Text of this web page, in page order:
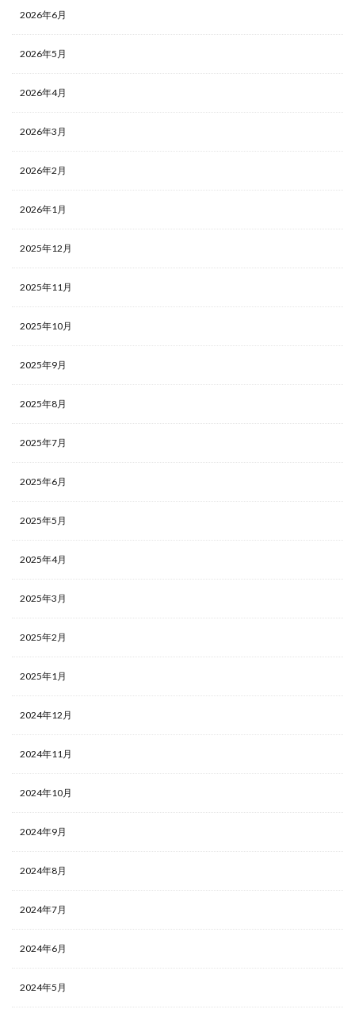
2026年6月
2026年5月
2026年4月
2026年3月
2026年2月
2026年1月
2025年12月
2025年11月
2025年10月
2025年9月
2025年8月
2025年7月
2025年6月
2025年5月
2025年4月
2025年3月
2025年2月
2025年1月
2024年12月
2024年11月
2024年10月
2024年9月
2024年8月
2024年7月
2024年6月
2024年5月